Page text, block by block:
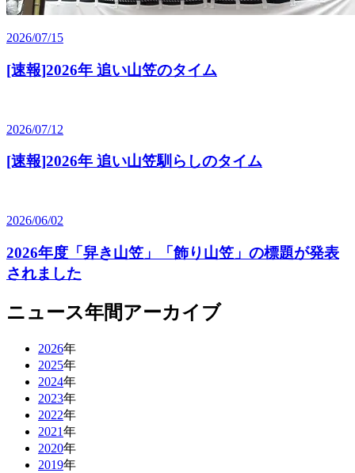
2026/07/15
[速報]2026年 追い山笠のタイム
2026/07/12
[速報]2026年 追い山笠馴らしのタイム
2026/06/02
2026年度「舁き山笠」「飾り山笠」の標題が発表
されました
ニュース年間アーカイブ
2026年
2025年
2024年
2023年
2022年
2021年
2020年
2019年